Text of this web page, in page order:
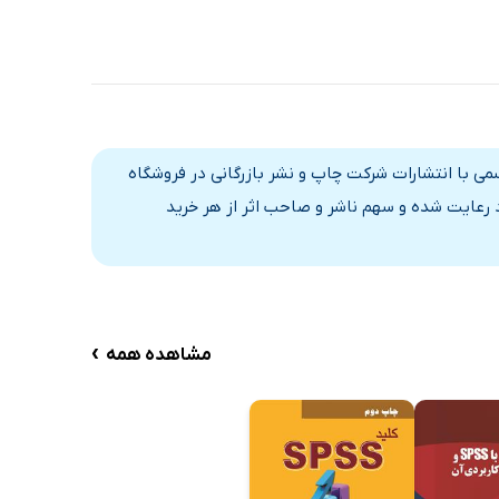
با انتشارات شرکت چاپ و نشر بازرگانی در فروشگاه
رعایت شده و سهم ناشر و صاحب اثر از هر خرید
مشاهده همه ›